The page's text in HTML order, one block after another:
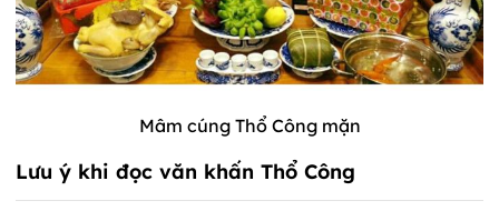
Mâm cúng Thổ Công mặn
Lưu ý khi đọc văn khấn Thổ Công